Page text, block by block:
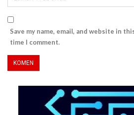
Save my name, email, and website in
time I comment.